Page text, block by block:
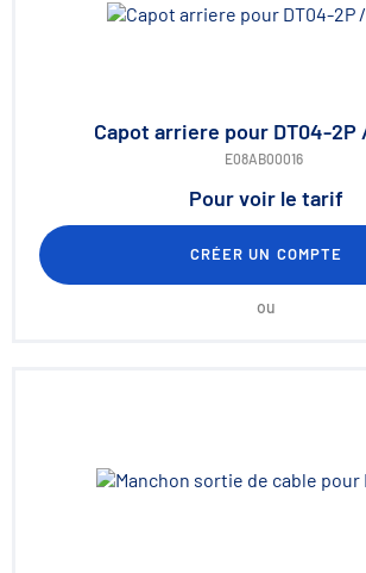
Capot arriere pour DT04-2P
E08AB00016
Pour voir le tarif
CRÉER UN COMPTE
ou